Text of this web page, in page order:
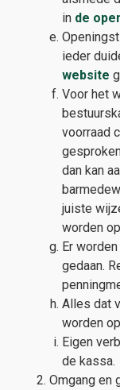
in de
ieder
website
Voor het
voorraad
dan kan
juiste
worden
Er
gedaan.
Alles dat
worden
Eigen
de kassa.
Omgang en